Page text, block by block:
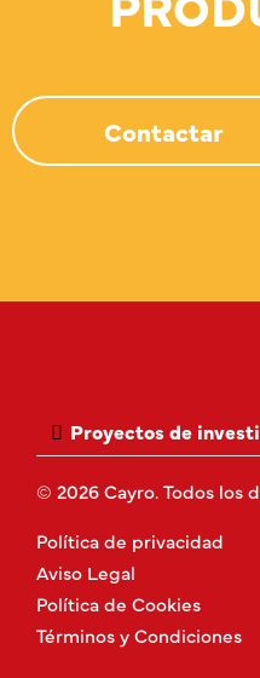
Contactar
Proyectos de
© 2026 Cayro. Todos los
Política de privacidad
Aviso Legal
Política de Cookies
Términos y Condiciones